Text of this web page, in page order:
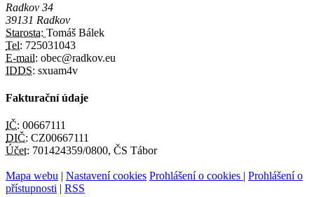
Radkov 34
39131 Radkov
Starosta: Tomáš Bálek
Tel: 725031043
E-mail: obec@radkov.eu
IDDS: sxuam4v
Fakturační údaje
IČ: 00667111
DIČ: CZ00667111
Účet: 701424359/0800, ČS Tábor
Mapa webu | Nastavení cookies Prohlášení o cookies | Prohlášení o
přístupnosti | RSS